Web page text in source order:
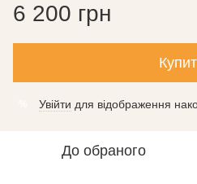
6 200 грн
Увійти для відображення
До обраного